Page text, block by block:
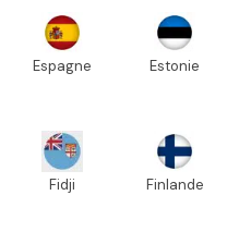
Espagne Estonie
Fidji Finlande